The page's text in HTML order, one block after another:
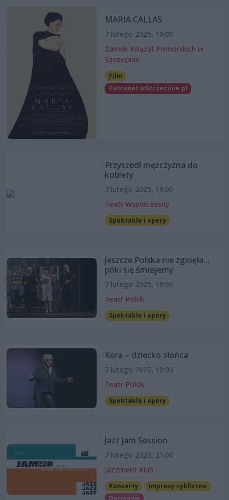
MARIA CALLAS
7 lutego 2025, 19:00
Zamek Książąt Pomorskich w
Szczecinie
Film
Patronat wSzczecinie.pl
Przyszedł mężczyzna do
kobiety
7 lutego 2025, 19:00
Teatr Współczesny
Spektakle i opery
Jeszcze Polska nie zginęła...
póki się śmiejemy
7 lutego 2025, 19:00
Teatr Polski
Spektakle i opery
Kora – dziecko słońca
7 lutego 2025, 19:00
Teatr Polski
Spektakle i opery
Jazz Jam Session
7 lutego 2025, 21:00
Jazzment Klub
Koncerty
Imprezy cykliczne